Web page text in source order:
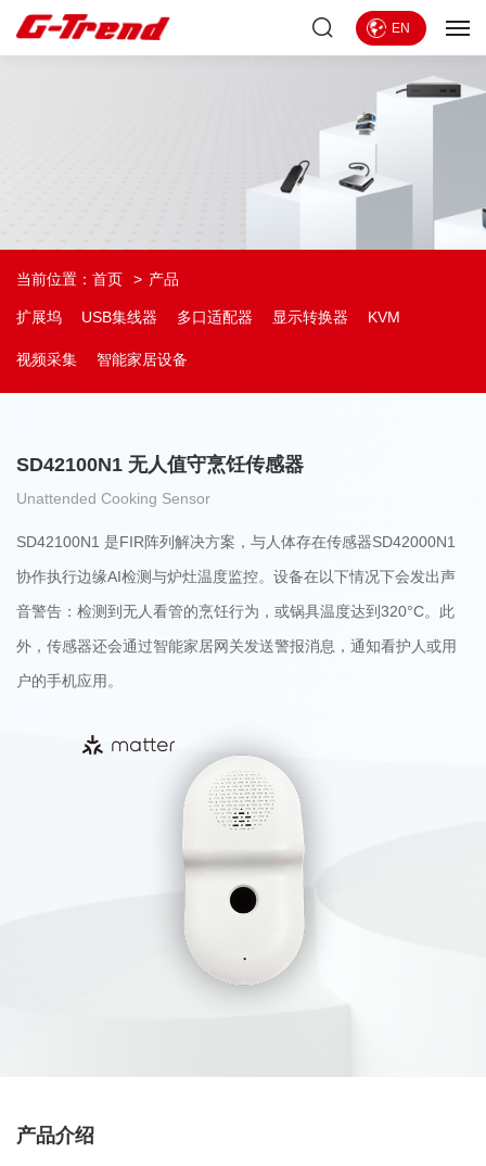
EN
当前位置： 首页 产品
扩展坞 USB集线器 多口适配器 显示转换器 KVM
视频采集 智能家居设备
SD42100N1 无人值守烹饪传感器
Unattended Cooking Sensor
SD42100N1 是FIR阵列解决方案，与人体存在传感器SD42000N1
协作执行边缘AI检测与炉灶温度监控。设备在以下情况下会发出声
音警告：检测到无人看管的烹饪行为，或锅具温度达到320°C。此
外，传感器还会通过智能家居网关发送警报消息，通知看护人或用
户的手机应用。
产品介绍